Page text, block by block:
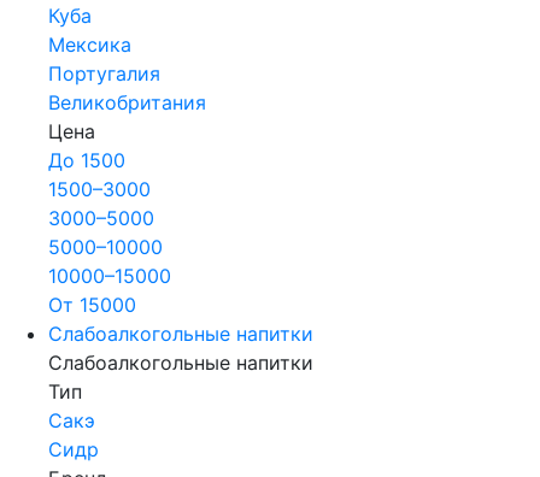
Куба
Мексика
Португалия
Великобритания
Цена
До 1500
1500–3000
3000–5000
5000–10000
10000–15000
От 15000
Слабоалкогольные напитки
Слабоалкогольные напитки
Тип
Сакэ
Сидр